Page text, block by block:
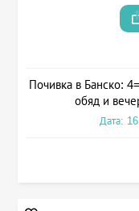
Почивка в Банско:
обяд и
Дата: